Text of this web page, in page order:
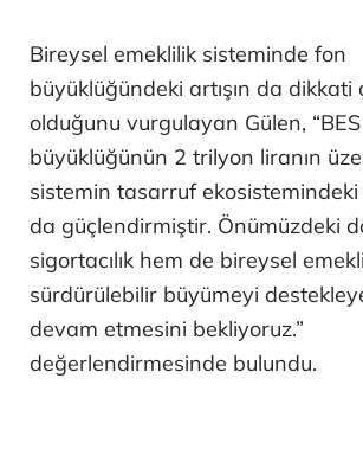
Bireysel emeklilik sisteminde fon
büyüklüğündeki artışın da dikkati
olduğunu vurgulayan Gülen,
büyüklüğünün 2 trilyon liranın
sistemin tasarruf
da güçlendirmiştir. Önümüzdeki
sigortacılık hem de bireysel
sürdürülebilir büyümeyi
devam etmesini bekliyoruz.”
değerlendirmesinde bulundu.